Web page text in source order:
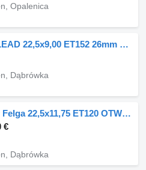
Opalenica
POMLEAD 22,5x9,00 ET152 26mm POMNANO (dura bright)
Dąbrówka
Neuer Felga 22,5x11,75 ET120 OTW32mm SLT3018BM
€
Dąbrówka